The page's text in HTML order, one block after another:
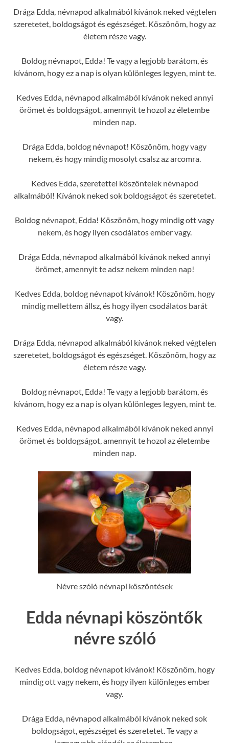
Drága Edda, névnapod alkalmából kívánok neked végtelen
szeretetet, boldogságot és egészséget. Köszönöm, hogy az
életem része vagy.
Boldog névnapot, Edda! Te vagy a legjobb barátom, és
kívánom, hogy ez a nap is olyan különleges legyen, mint te.
Kedves Edda, névnapod alkalmából kívánok neked annyi
örömet és boldogságot, amennyit te hozol az életembe
minden nap.
Drága Edda, boldog névnapot! Köszönöm, hogy vagy
nekem, és hogy mindig mosolyt csalsz az arcomra.
Kedves Edda, szeretettel köszöntelek névnapod
alkalmából! Kívánok neked sok boldogságot és szeretetet.
Boldog névnapot, Edda! Köszönöm, hogy mindig ott vagy
nekem, és hogy ilyen csodálatos ember vagy.
Drága Edda, névnapod alkalmából kívánok neked annyi
örömet, amennyit te adsz nekem minden nap!
Kedves Edda, boldog névnapot kívánok! Köszönöm, hogy
mindig mellettem állsz, és hogy ilyen csodálatos barát
vagy.
Drága Edda, névnapod alkalmából kívánok neked végtelen
szeretetet, boldogságot és egészséget. Köszönöm, hogy az
életem része vagy.
Boldog névnapot, Edda! Te vagy a legjobb barátom, és
kívánom, hogy ez a nap is olyan különleges legyen, mint te.
Kedves Edda, névnapod alkalmából kívánok neked annyi
örömet és boldogságot, amennyit te hozol az életembe
minden nap.
Névre szóló névnapi köszöntések
Edda névnapi köszöntők
névre szóló
Kedves Edda, boldog névnapot kívánok! Köszönöm, hogy
mindig ott vagy nekem, és hogy ilyen különleges ember
vagy.
Drága Edda, névnapod alkalmából kívánok neked sok
boldogságot, egészséget és szeretetet. Te vagy a